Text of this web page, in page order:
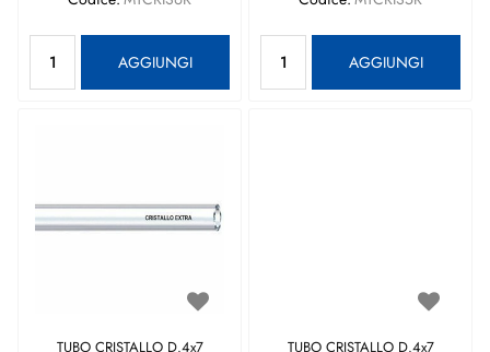
AGGIUNGI AGGIUNGI
TUBO CRISTALLO D.4x7 TUBO CRISTALLO D.4x7